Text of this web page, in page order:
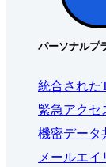
ツール＆機能
パーソナルプ
統合された
緊急アクセ
機密データ
メールエ